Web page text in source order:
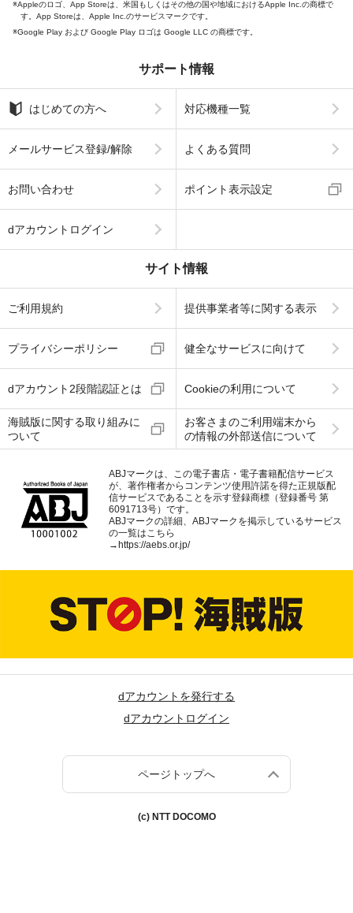
Appleのロゴ、App Storeは、米国もしくはその他の国や地域におけるApple Inc.の商標で
す。App Storeは、Apple Inc.のサービスマークです。
Google Play および Google Play ロゴは Google LLC の商標です。
サポート情報
はじめての方へ 対応機種一覧
メールサービス登録/解除 よくある質問
お問い合わせ ポイント表示設定
dアカウントログイン
サイト情報
ご利用規約 提供事業者等に関する表示
プライバシーポリシー 健全なサービスに向けて
dアカウント2段階認証とは Cookieの利用について
海賊版に関する取り組みに
ついて
お客さまのご利用端末から
の情報の外部送信について
ABJマークは、この電子書店・電子書籍配信サービス
が、著作権者からコンテンツ使用許諾を得た正規版配
信サービスであることを示す登録商標（登録番号 第
6091713号）です。
ABJマークの詳細、ABJマークを掲示しているサービス
の一覧はこちら
→ https://aebs.or.jp/
dアカウントを発行する
dアカウントログイン
ページトップへ
(c) NTT DOCOMO